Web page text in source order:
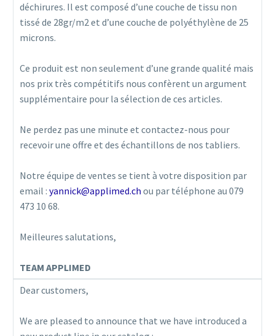
déchirures. Il est composé d’une couche de tissu non
tissé de 28gr/m2 et d’une couche de polyéthylène de 25
microns.
Ce produit est non seulement d’une grande qualité mais
nos prix très compétitifs nous confèrent un argument
supplémentaire pour la sélection de ces articles.
Ne perdez pas une minute et contactez-nous pour
recevoir une offre et des échantillons de nos tabliers.
Notre équipe de ventes se tient à votre disposition par
email : yannick@applimed.ch ou par téléphone au 079
473 10 68.
Meilleures salutations,
TEAM APPLIMED
Dear customers,
We are pleased to announce that we have introduced a